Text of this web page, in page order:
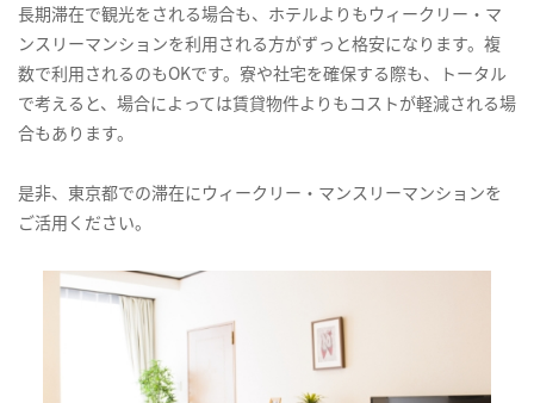
長期滞在で観光をされる場合も、ホテルよりもウィークリー・マ
ンスリーマンションを利用される方がずっと格安になります。複
数で利用されるのもOKです。寮や社宅を確保する際も、トータル
で考えると、場合によっては賃貸物件よりもコストが軽減される場
合もあります。
是非、東京都での滞在にウィークリー・マンスリーマンションを
ご活用ください。